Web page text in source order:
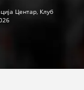
Центар, Клуб